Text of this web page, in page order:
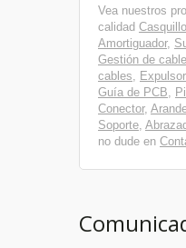
Vea nuestros
calidad Casquillo
Amortiguador,
Gestión de
cables,
Guía de PCB,
Conector,
Soporte,
no dude en